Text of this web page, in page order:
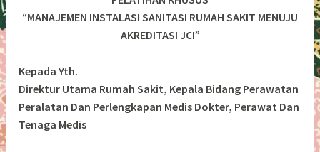
“MANAJEMEN INSTALASI SANITASI RUMAH SAKIT MENUJU
AKREDITASI JCI”
Kepada Yth.
Direktur Utama Rumah Sakit, Kepala Bidang Perawatan
Peralatan Dan Perlengkapan Medis Dokter, Perawat Dan
Tenaga Medis